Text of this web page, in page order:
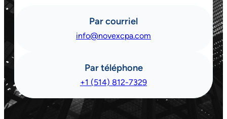
Par courriel
info@novexcpa.com
Par téléphone
+1 (514) 812-7329